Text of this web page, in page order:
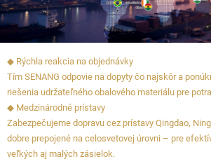
◆ Rýchla reakcia na objednávky
Tím SENANG odpovie na dopyty čo najskôr a
riešenia udržateľného obalového materiálu pre
◆ Medzinárodné prístavy
Zabezpečujeme dopravu cez prístavy Qingdao,
dobre prepojené na celosvetovej úrovni – pre
veľkých aj malých zásielok.